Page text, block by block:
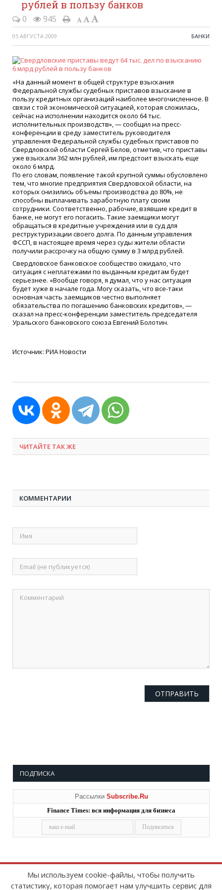
рублей в пользу банков
0 945
05 АВГУСТА 2009 БАНКИ
«На данный момент в общей структуре взыскания
Федеральной службы судебных приставов взыскание в
пользу кредитных организаций наиболее многочисленное. В
связи с той экономической ситуацией, которая сложилась,
сейчас на исполнении находится около 64 тыс.
исполнительных производств», — сообщил на пресс-
конференции в среду заместитель руководителя
управления Федеральной службы судебных приставов по
Свердловской области Сергей Белов, отметив, что приставы
уже взыскали 362 млн рублей, им предстоит взыскать еще
около 6 млрд.
По его словам, появление такой крупной суммы обусловлено
тем, что многие предприятия Свердловской области, на
которых снизились объемы производства до 80%, не
способны выплачивать заработную плату своим
сотрудники. Соответственно, рабочие, взявшие кредит в
банке, не могут его погасить. Такие заемщики могут
обращаться в кредитные учреждения или в суд для
реструктуризации своего долга. По данным управления
ФССП, в настоящее время через суды жители области
получили рассрочку на общую сумму в 3 млрд рублей.
Свердловское банковское сообщество ожидало, что
ситуация с неплатежами по выданным кредитам будет
серьезнее. «Вообще говоря, я думал, что у нас ситуация
будет хуже в начале года. Могу сказать, что все-таки
основная часть заемщиков честно выполняет
обязательства по погашению банковских кредитов», —
сказал на пресс-конференции заместитель председателя
Уральского банковского союза Евгений Болотин.
Источник: РИА Новости
ЧИТАЙТЕ ТАК ЖЕ
КОММЕНТАРИИ
ПОДПИСКА
Рассылки Subscribe.Ru
Finance Times: вся информация для бизнеса
Мы используем cookie-файлы, чтобы получить
статистику, которая помогает нам улучшить сервис для